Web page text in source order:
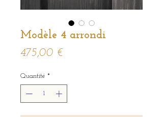
Modèle 4 arrondi
475,00 €
Quantité *